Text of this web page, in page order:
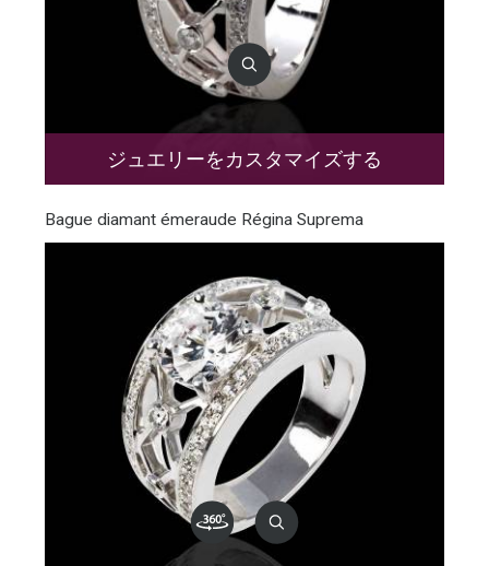
ジュエリーをカスタマイズする
Bague diamant émeraude Régina Suprema